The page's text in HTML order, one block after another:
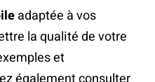
adaptée à vos
la qualité de votre
et